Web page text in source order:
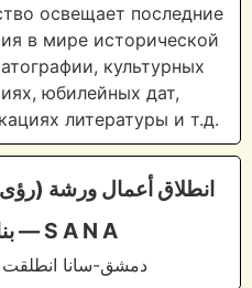
освещает последние
в мире исторической
культурных
юбилейных дат,
литературы и т.д.
انطلاق أعمال ورشة (رؤى
بناء قوس النصر في تدمر) — S A N A
دمشق-سانا انطلقت